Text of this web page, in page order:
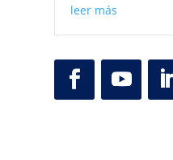
leer más